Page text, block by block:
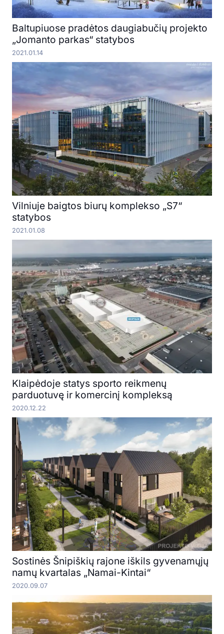
Baltupiuose pradėtos daugiabučių projekto
„Jomanto parkas“ statybos
2021.01.14
Vilniuje baigtos biurų komplekso „S7“
statybos
2021.01.08
Klaipėdoje statys sporto reikmenų
parduotuvę ir komercinį kompleksą
2020.12.22
Sostinės Šnipiškių rajone iškils gyvenamųjų
namų kvartalas „Namai-Kintai“
2020.09.07